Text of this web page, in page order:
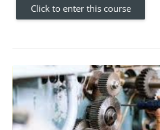
Click to enter this course